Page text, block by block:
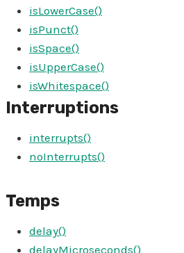
isLowerCase()
isPunct()
isSpace()
isUpperCase()
isWhitespace()
Interruptions
interrupts()
noInterrupts()
Temps
delay()
delayMicroseconds()